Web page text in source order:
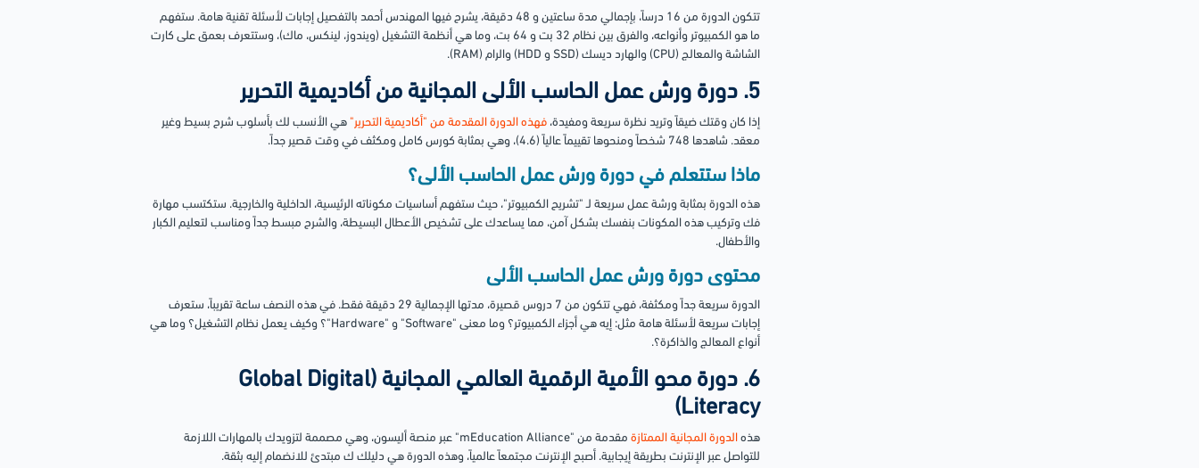
تتكون الدورة من 16 درساً، بإجمالي مدة ساعتين و 48 دقيقة، يشرح فيها المهندس أحمد بالتفصيل إجابات لأسئلة تقنية هامة. ستفهم
ما هو الكمبيوتر وأنواعه، والفرق بين نظام 32 بت و 64 بت، وما هي أنظمة التشغيل (ويندوز، لينكس، ماك)، وستتعرف بعمق على كارت
الشاشة والمعالج (CPU) والهارد ديسك (SSD و HDD) والرام (RAM).
5. دورة ورش عمل الحاسب الألى المجانية من أكاديمية التحرير
إذا كان وقتك ضيقاً وتريد نظرة سريعة ومفيدة،فهذه الدورة المقدمة من "أكاديمية التحرير" هي الأنسب لك بأسلوب شرح بسيط وغير
معقد. شاهدها 748 شخصاً ومنحوها تقييماً عالياً (4.6)، وهي بمثابة كورس كامل ومكثف في وقت قصير جداً.
ماذا ستتعلم في دورة ورش عمل الحاسب الألى؟
هذه الدورة بمثابة ورشة عمل سريعة لـ "تشريح الكمبيوتر"، حيث ستفهم أساسيات مكوناته الرئيسية، الداخلية والخارجية. ستكتسب مهارة
فك وتركيب هذه المكونات بنفسك بشكل آمن، مما يساعدك على تشخيص الأعطال البسيطة، والشرح مبسط جداً ومناسب لتعليم الكبار
والأطفال.
محتوى دورة ورش عمل الحاسب الألى
الدورة سريعة جداً ومكثفة، فهي تتكون من 7 دروس قصيرة، مدتها الإجمالية 29 دقيقة فقط. في هذه النصف ساعة تقريباً، ستعرف
إجابات سريعة لأسئلة هامة مثل: إيه هي أجزاء الكمبيوتر؟ وما معنى "Software" و "Hardware"؟ وكيف يعمل نظام التشغيل؟ وما هي
أنواع المعالج والذاكرة؟.
6. دورة محو الأمية الرقمية العالمي المجانية (Global Digital
Literacy)
هذه الدورة المجانية الممتازة
مقدمة من "mEducation Alliance" عبر منصة أليسون، وهي مصممة لتزويدك بالمهارات اللازمة
للتواصل عبر الإنترنت بطريقة إيجابية. أصبح الإنترنت مجتمعاً عالمياً، وهذه الدورة هي دليلك ك مبتدئ للانضمام إليه بثقة.